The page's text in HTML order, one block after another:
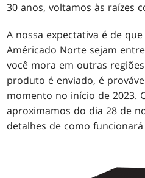
30 anos, voltamos às raízes
A nossa expectativa é de
Américado Norte sejam
você mora em outras
produto é enviado, é
momento no início de 2023.
aproximamos do dia 28 de
detalhes de como funcionará